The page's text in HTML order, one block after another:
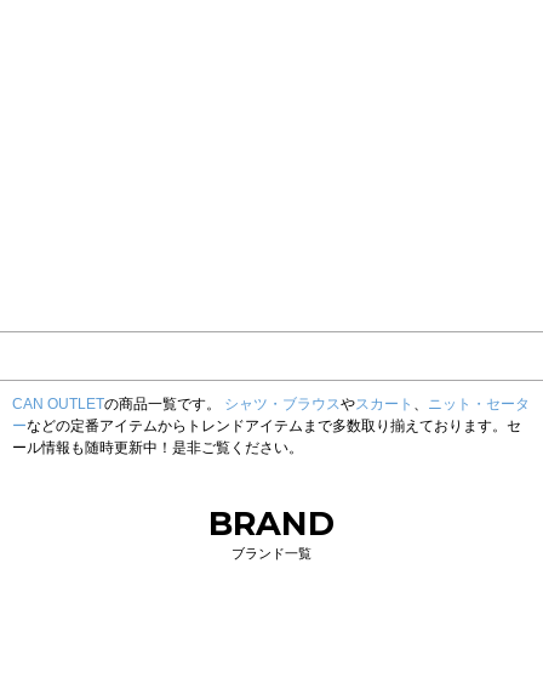
CAN OUTLETの商品一覧です。 シャツ・ブラウスやスカート 、 ニット・セータ
ーなどの定番アイテムからトレンドアイテムまで多数取り揃えております。セ
ール情報も随時更新中！是非ご覧ください。
BRAND
ブランド一覧